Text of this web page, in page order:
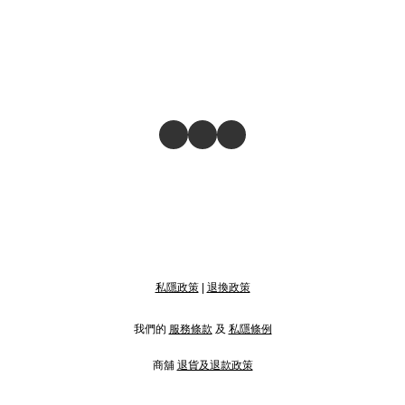
私隱政策| 退換政策
我們的 服務條款 及 私隱條例
商舖 退貨及退款政策